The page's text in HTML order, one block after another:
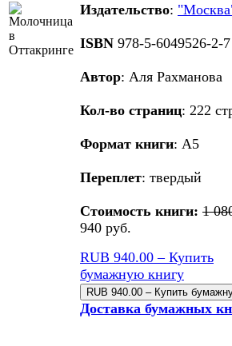
Издательство:
ISBN 978-5-6049526-2-7
Автор: Аля Рахманова
Кол-во страниц: 222
Формат книги: А5
Переплет: твердый
Стоимость книги: 1
940 руб.
RUB 940.00 – Купить
бумажную книгу
Доставка бумажных